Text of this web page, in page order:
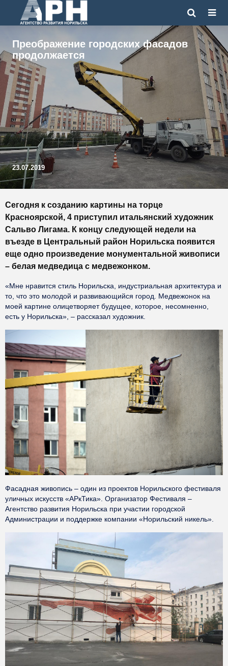
Преображение городских фасадов
продолжается
23.07.2019
Сегодня к созданию картины на торце
Красноярской, 4 приступил итальянский художник
Сальво Лигама. К концу следующей недели на
въезде в Центральный район Норильска появится
еще одно произведение монументальной живописи
– белая медведица с медвежонком.
«Мне нравится стиль Норильска, индустриальная архитектура и
то, что это молодой и развивающийся город. Медвежонок на
моей картине олицетворяет будущее, которое, несомненно,
есть у Норильска», – рассказал художник.
Фасадная живопись – один из проектов Норильского фестиваля
уличных искусств «АРкТика». Организатор Фестиваля –
Агентство развития Норильска при участии городской
Администрации и поддержке компании «Норильский никель».